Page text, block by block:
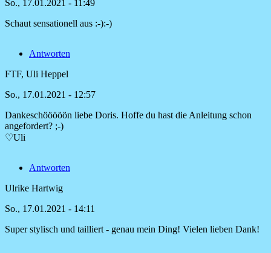
So., 17.01.2021 - 11:49
Schaut sensationell aus :-):-)
Antworten
FTF, Uli Heppel
So., 17.01.2021 - 12:57
Antwort
auf
von
Dankeschööööön liebe Doris. Hoffe du hast die Anleitung schon
angefordert? ;-)
♡Uli
Antworten
Ulrike Hartwig
So., 17.01.2021 - 14:11
Super stylisch und tailliert - genau mein Ding! Vielen lieben Dank!